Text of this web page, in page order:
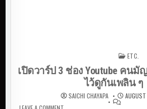
ETC.
เปิดวาร์ป 3 ช่อง Youtube คน
ไว้ดูกันเพลิน ๆ
SAICHI CHAYAPA